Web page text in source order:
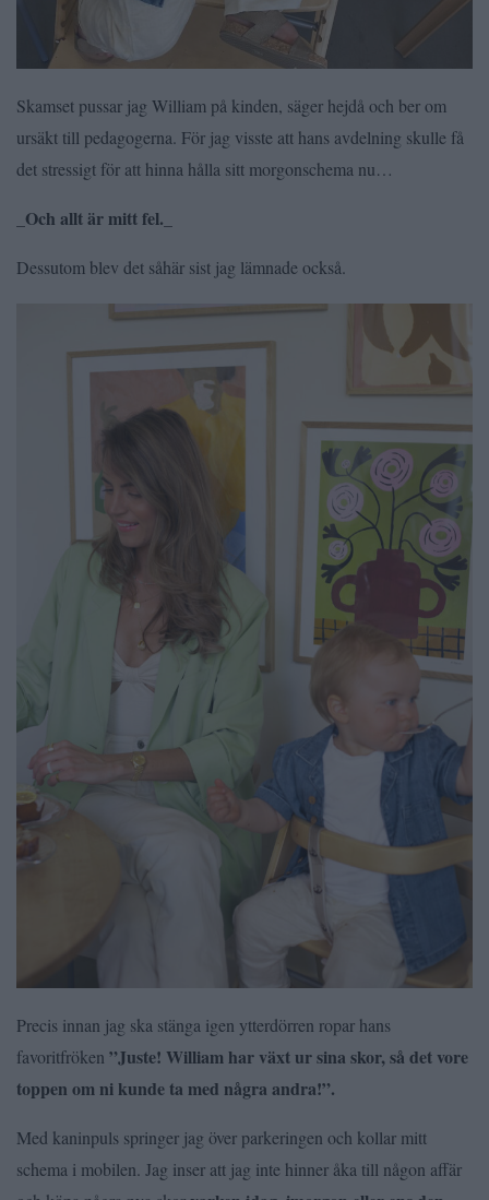
Skamset pussar jag William på kinden, säger hejdå och ber om
ursäkt till pedagogerna. För jag visste att hans avdelning skulle få
det stressigt för att hinna hålla sitt morgonschema nu…
_Och allt är mitt fel._
Dessutom blev det såhär sist jag lämnade också.
Precis innan jag ska stänga igen ytterdörren ropar hans
favoritfröken ”Juste! William har växt ur sina skor, så det vore
toppen om ni kunde ta med några andra!”.
Med kaninpuls springer jag över parkeringen och kollar mitt
schema i mobilen. Jag inser att jag inte hinner åka till någon affär